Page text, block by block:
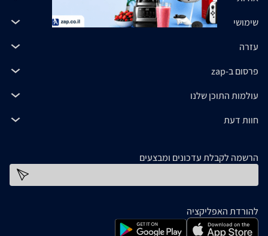
שימושי
עזרה
פרסום ב-zap
עולמות התוכן שלנו
חוות דעת
הרשמה לקבלת עדכונים ומבצעים
להורדת האפליקציה